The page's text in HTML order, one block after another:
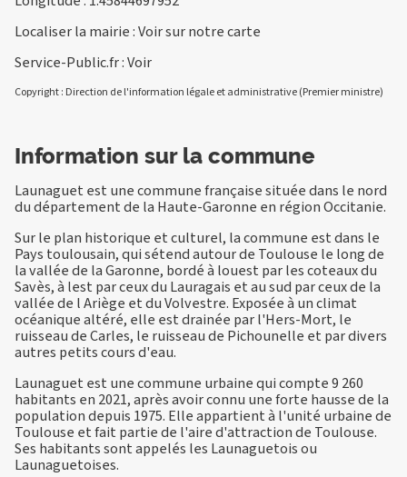
Localiser la mairie :Voir sur notre carte
Service-Public.fr :Voir
Copyright : Direction de l'information légale et administrative (Premier ministre)
Information sur la commune
Launaguet est une commune française située dans le nord
du département de la Haute-Garonne en région Occitanie.
Sur le plan historique et culturel, la commune est dans le
Pays toulousain, qui sétend autour de Toulouse le long de
la vallée de la Garonne, bordé à louest par les coteaux du
Savès, à lest par ceux du Lauragais et au sud par ceux de la
vallée de l Ariège et du Volvestre. Exposée à un climat
océanique altéré, elle est drainée par l'Hers-Mort, le
ruisseau de Carles, le ruisseau de Pichounelle et par divers
autres petits cours d'eau.
Launaguet est une commune urbaine qui compte 9 260
habitants en 2021, après avoir connu une forte hausse de la
population depuis 1975. Elle appartient à l'unité urbaine de
Toulouse et fait partie de l'aire d'attraction de Toulouse.
Ses habitants sont appelés les Launaguetois ou
Launaguetoises.